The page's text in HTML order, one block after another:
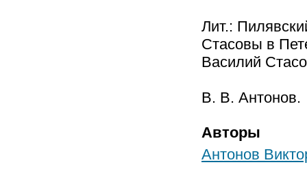
Лит.:
Стасовы в
Василий
В. В. Антонов.
Авторы
Антонов